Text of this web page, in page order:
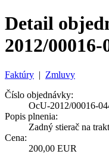
Detail
2012/00016-
Faktúry | Zmluvy
Číslo objednávky:
OcU-2012/00016-
Popis plnenia:
Zadný stierač na
Cena:
200,00 EUR